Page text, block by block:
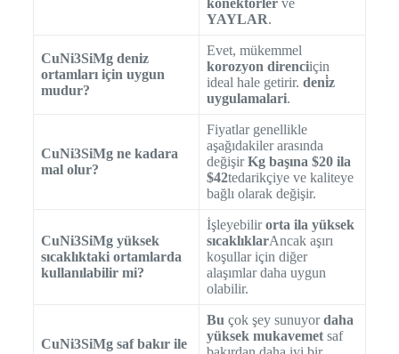
YAYLAR.
CuNi3SiMg deniz
ortamları için uygun
mudur?
Evet, mükemmel
korozyon direnciiçin
ideal hale getirir. deni̇z
uygulamalari.
CuNi3SiMg ne kadara
mal olur?
Fiyatlar genellikle
aşağıdakiler arasında
değişirKg başına $20 ila
$42tedarikçiye ve kaliteye
bağlı olarak değişir.
CuNi3SiMg yüksek
sıcaklıktaki ortamlarda
kullanılabilir mi?
İşleyebilirorta ila yüksek
sıcaklıklarAncak aşırı
koşullar için diğer
alaşımlar daha uygun
olabilir.
CuNi3SiMg saf bakır ile
Bu çok şey sunuyordaha
yüksek mukavemetsaf